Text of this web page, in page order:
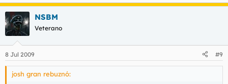
NSBM
Veterano
8 Jul 2009 #9
josh gran rebuznó: